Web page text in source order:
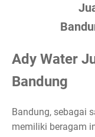
Ady Water
Bandung
Bandung, sebagai
memiliki beragam